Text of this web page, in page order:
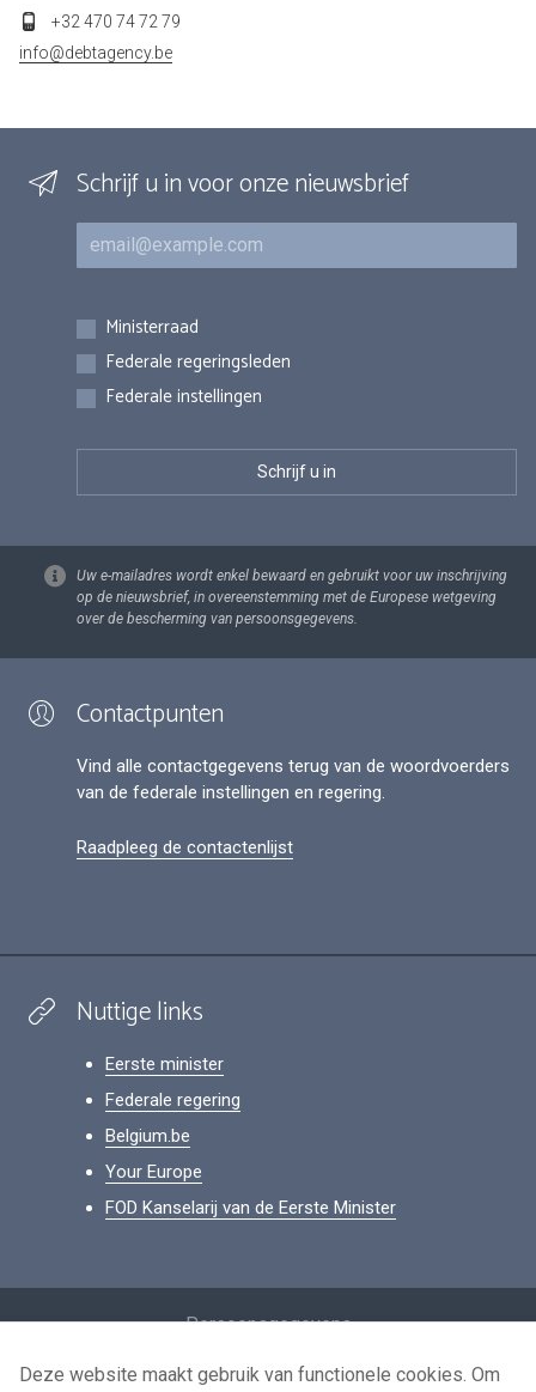
+32 470 74 72 79
info@debtagency.be
Schrijf u in voor onze nieuwsbrief
E-mail
Inschrijvingen
Ministerraad
Federale regeringsleden
Federale instellingen
Uw e-mailadres wordt enkel bewaard en gebruikt voor uw inschrijving
op de nieuwsbrief, in overeenstemming met de Europese wetgeving
over de bescherming van persoonsgegevens.
Contactpunten
Vind alle contactgegevens terug van de woordvoerders
van de federale instellingen en regering.
Raadpleeg de contactenlijst
Nuttige links
Eerste minister
Federale regering
Belgium.be
Your Europe
FOD Kanselarij van de Eerste Minister
Persoonsgegevens
Voorwaarden voor het hergebruik
Deze website maakt gebruik van functionele cookies. Om